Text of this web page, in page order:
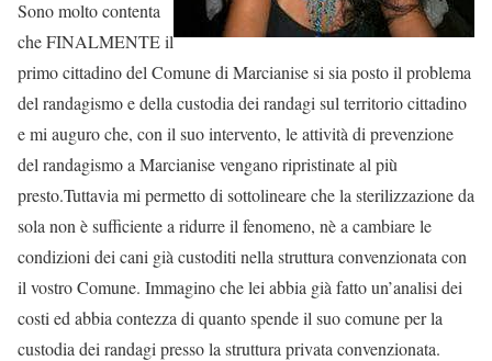
Sono molto contenta
che FINALMENTE il
primo cittadino del Comune di Marcianise si sia posto il problema
del randagismo e della custodia dei randagi sul territorio cittadino
e mi auguro che, con il suo intervento, le attività di prevenzione
del randagismo a Marcianise vengano ripristinate al più
presto.Tuttavia mi permetto di sottolineare che la sterilizzazione da
sola non è sufficiente a ridurre il fenomeno, nè a cambiare le
condizioni dei cani già custoditi nella struttura convenzionata con
il vostro Comune. Immagino che lei abbia già fatto un’analisi dei
costi ed abbia contezza di quanto spende il suo comune per la
custodia dei randagi presso la struttura privata convenzionata.